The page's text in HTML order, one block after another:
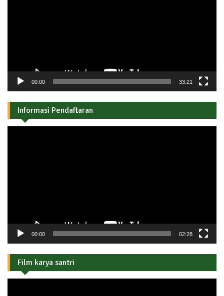
00:00 33:21
Informasi Pendaftaran
00:00 02:28
Film karya santri